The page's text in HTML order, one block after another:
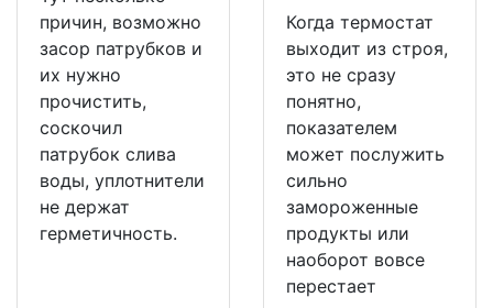
причин, возможно
засор патрубков и
их нужно
прочистить,
соскочил
патрубок слива
воды, уплотнители
не держат
герметичность.
Когда термостат
выходит из строя,
это не сразу
понятно,
показателем
может послужить
сильно
замороженные
продукты или
наоборот вовсе
перестает